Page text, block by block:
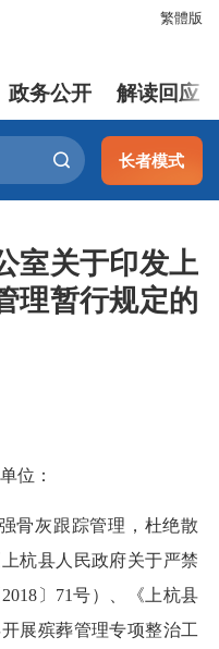
繁體版
政务公开 解读回应
长者模式
室关于印发上
理暂行规定的
位：
骨灰跟踪管理，杜绝散
杭县人民政府关于严禁
2018 〕 71号）、
《上杭县
展殡葬管理专项整治工